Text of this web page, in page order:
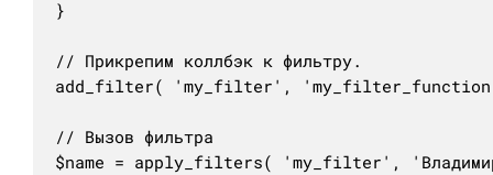
}
// Прикрепим коллбэк к фильтру.
add_filter( 'my_filter',
// Вызов фильтра
$name = apply_filters( 'my_filter',